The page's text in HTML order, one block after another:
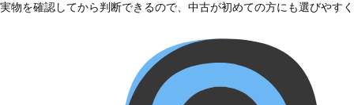
実物を確認してから判断できるので、中古が初めての方にも選びやす